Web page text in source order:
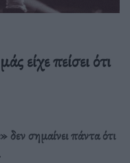
είχε πείσει ότι
σημαίνει πάντα ότι